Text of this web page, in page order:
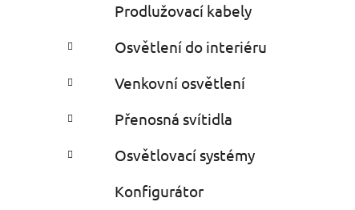
Prodlužovací kabely
Osvětlení do interiéru
Venkovní osvětlení
Přenosná svítidla
Osvětlovací systémy
Konfigurátor